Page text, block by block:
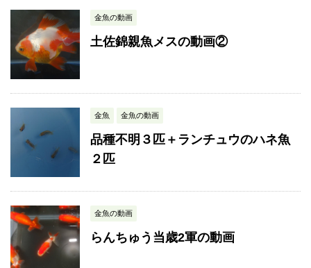
金魚の動画
土佐錦親魚メスの動画②
金魚 金魚の動画
品種不明３匹＋ランチュウのハネ魚
２匹
金魚の動画
らんちゅう当歳2軍の動画